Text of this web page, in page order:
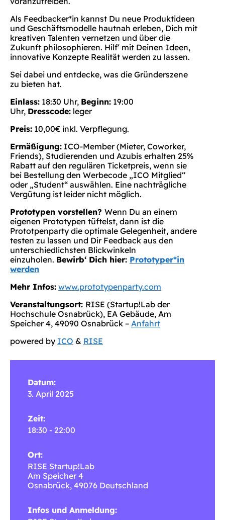
Als Feedbacker*in kannst Du neue Produktideen
und Geschäftsmodelle hautnah erleben, Dich mit
kreativen Talenten vernetzen und über die
Zukunft philosophieren. Hilf‘ mit Deinen Ideen,
innovative Konzepte Realität werden zu lassen.
Sei dabei und entdecke, was die Gründerszene
zu bieten hat.
Einlass: 18:30 Uhr, Beginn: 19:00
Uhr, Dresscode: leger
Preis: 10,00€ inkl. Verpflegung.
Ermäßigung: ICO-Member (Mieter, Coworker,
Friends), Studierenden und Azubis erhalten 25%
Rabatt auf den regulären Ticketpreis, wenn sie
bei Bestellung den Werbecode „ICO Mitglied“
oder „Student“ auswählen. Eine nachträgliche
Vergütung ist leider nicht möglich.
Prototypen vorstellen? Wenn Du an einem
eigenen Prototypen tüftelst, dann ist die
Prototpenparty die optimale Gelegenheit, andere
testen zu lassen und Dir Feedback aus den
unterschiedlichsten Blickwinkeln
einzuholen. Bewirb‘ Dich hier: Prototyper*in
werden
Mehr Infos: www.prototypenparty.com
Veranstaltungsort: RISE (Startup!Lab der
Hochschule Osnabrück), EA Gebäude, Am
Speicher 4, 49090 Osnabrück – Anfahrt
powered by ICO & RISE
Datum:
3. April 2025
Zeit:
18:30 - 22:00
Ort:
RISE Startup!Lab
Am Speicher 4
Osnabrück, 49076 Deutschland
Infos und Anmeldung: